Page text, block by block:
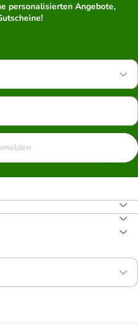
personalisierten Angebote,